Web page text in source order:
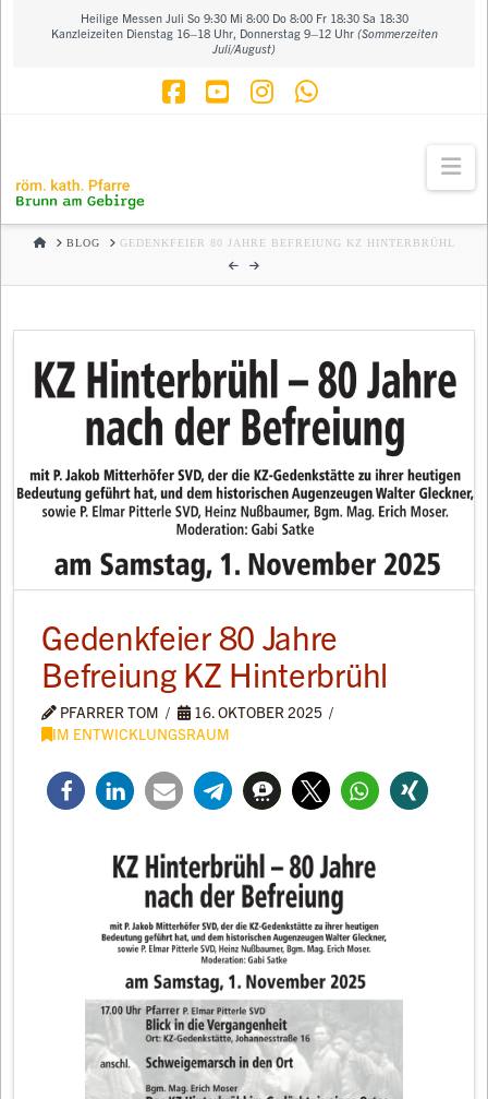
Heilige Messen Juli So 9:30 Mi 8:00 Do 8:00 Fr 18:30 Sa 18:30
Kanzleizeiten Dienstag 16–18 Uhr, Donnerstag 9–12 Uhr (Sommerzeiten
Juli/August)
HOMEBLOG GEDENKFEIER 80 JAHRE BEFREIUNG KZ HINTERBRÜHL
Gedenkfeier 80 Jahre
Befreiung KZ Hinterbrühl
PFARRER TOM
16. OKTOBER 2025
IM ENTWICKLUNGSRAUM